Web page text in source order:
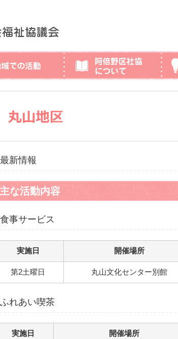
最新情報
主な活動内容
食事サービス
実施日 開催場所
第2土曜日 丸山文化センター別館
ふれあい喫茶
実施日 開催場所